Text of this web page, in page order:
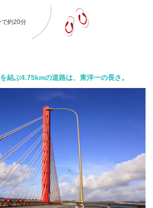
で約20分
結ぶ4.75kmの道路は、東洋一の長さ。